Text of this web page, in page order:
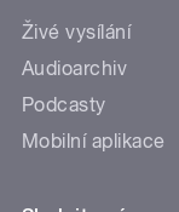
Živé vysílání
Audioarchiv
Podcasty
Mobilní aplikace